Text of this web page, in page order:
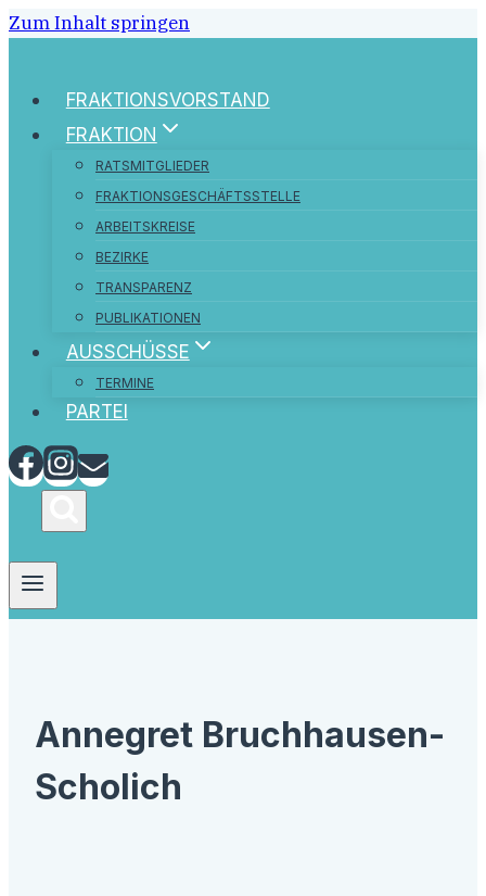
Zum Inhalt springen
FRAKTIONSVORSTAND
FRAKTION
RATSMITGLIEDER
FRAKTIONSGESCHÄFTSSTELLE
ARBEITSKREISE
BEZIRKE
TRANSPARENZ
PUBLIKATIONEN
AUSSCHÜSSE
TERMINE
PARTEI
Annegret Bruchhausen-
Scholich